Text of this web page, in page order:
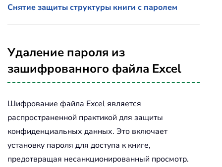
Снятие защиты структуры книги с паролем
Удаление пароля из
зашифрованного файла Excel
Шифрование файла Excel является
распространенной практикой для защиты
конфиденциальных данных. Это включает
установку пароля для доступа к книге,
предотвращая несанкционированный просмотр.